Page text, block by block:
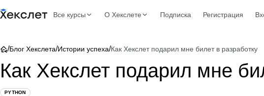
Все курсы О Хекслете Подписка Регистрация
/Блог Хекслета/Истории успеха/Как Хекслет подарил мне билет в разработку
Как Хекслет подарил мне
PYTHON